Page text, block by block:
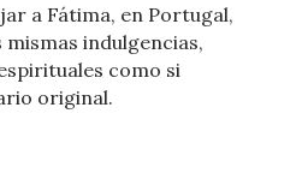
a Fátima, en Portugal,
indulgencias,
como si
original.